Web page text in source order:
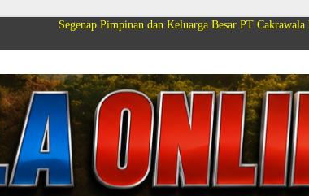
Segenap Pimpinan dan Keluarga Besar PT Cakrawala Merdeka